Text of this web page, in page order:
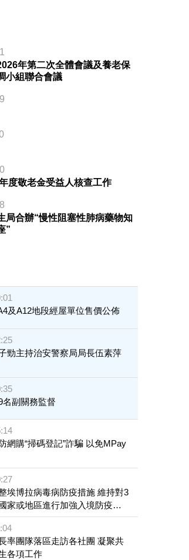
年第二次全體會議及養老保
小組聯合會議
度敬老金受益人核查工作
局合辦“慢性阻塞性肺病藥物知
”
及A12地段經屋單位售價公佈
勁主持治安警察局局長伍素萍
名副關務監督
網購“掃碼登記”詐騙 以免MPay
埃博拉病毒病防疫措施 維持對3
家或地區進行加強入境防疫措
率團隊落區走訪各社團 凝聚共
各項工作